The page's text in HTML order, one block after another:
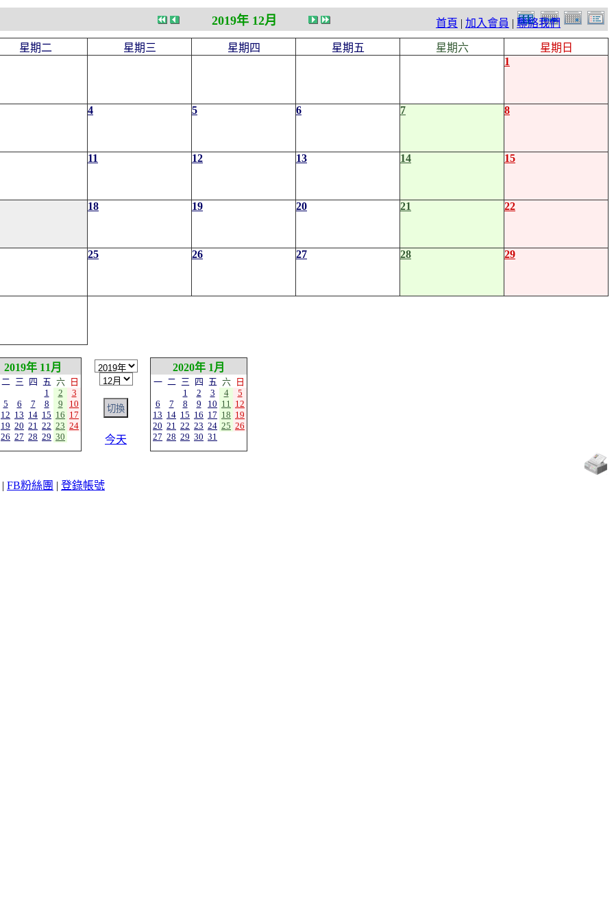
首頁 | 加入會員 | 聯絡我們
2019年 12月
星期二 星期三 星期四 星期五 星期六
星期日
1
4 5 6 7 8
11 12 13 14 15
18 19 20 21 22
25 26 27 28 29
2019年 11月
二 三 四 五 六
日
1
2
3
5 6 7 8 9
10
12 13 14 15 16 17
19 20 21 22 23 24
26 27 28 29 30 今天
2020年 1月
一 二 三 四 五 六
日
1
2 3 4
5
6
7 8 9 10 11 12
13 14 15 16 17 18 19
20 21 22 23 24 25 26
27 28 29 30 31
| FB粉絲團 | 登錄帳號